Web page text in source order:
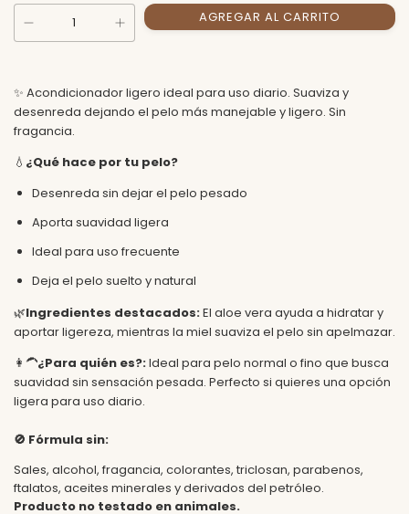
✨ Acondicionador ligero ideal para uso diario. Suaviza y
desenreda dejando el pelo más manejable y ligero. Sin
fragancia.
💧 ¿Qué hace por tu pelo?
Desenreda sin dejar el pelo pesado
Aporta suavidad ligera
Ideal para uso frecuente
Deja el pelo suelto y natural
🌿Ingredientes destacados:El aloe vera ayuda a hidratar y
aportar ligereza, mientras la miel suaviza el pelo sin apelmazar.
👩‍🦱¿Para quién es?:Ideal para pelo normal o fino que busca
suavidad sin sensación pesada. Perfecto si quieres una opción
ligera para uso diario.
🚫 Fórmula sin:
Sales, alcohol, fragancia, colorantes, triclosan, parabenos,
ftalatos, aceites minerales y derivados del petróleo.
Producto no testado en animales.